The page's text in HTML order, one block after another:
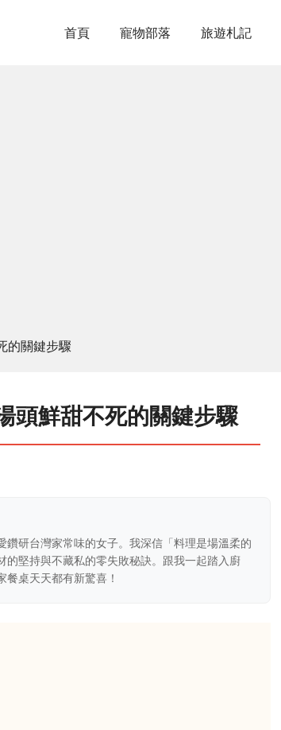
首頁 寵物部落 旅遊札記
的關鍵步驟
頭鮮甜不死的關鍵步驟
研台灣家常味的女子。我深信「料理是場溫柔的
堅持與不藏私的零失敗秘訣。跟我一起踏入廚
桌天天都有新驚喜！